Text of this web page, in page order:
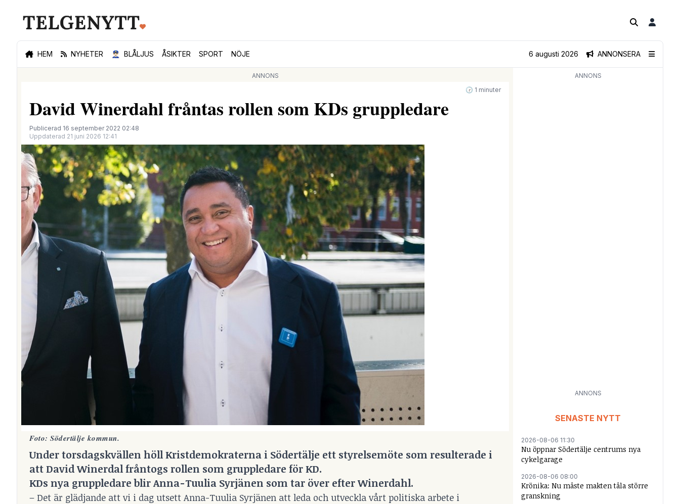
HEM NYHETER 👮🏻‍♂️ BLÅLJUS ÅSIKTER SPORT NÖJE ANNONSERA
6 augusti 2026
ANNONS
🕝 1 minuter
David Winerdahl fråntas rollen som KDs gruppledare
Publicerad 16 september 2022 02:48
Uppdaterad 21 juni 2026 12:41
Foto: Södertälje kommun.
Under torsdagskvällen höll Kristdemokraterna i Södertälje ett styrelsemöte som resulterade i
att David Winerdal fråntogs rollen som gruppledare för KD.
KDs nya gruppledare blir Anna-Tuulia Syrjänen som tar över efter Winerdahl.
– Det är glädjande att vi i dag utsett Anna-Tuulia Syrjänen att leda och utveckla vårt politiska arbete i
ANNONS
ANNONS
SENASTE NYTT
2026-08-06 11:30
Nu öppnar Södertälje centrums nya
cykelgarage
2026-08-06 08:00
Krönika: Nu måste makten tåla större
granskning